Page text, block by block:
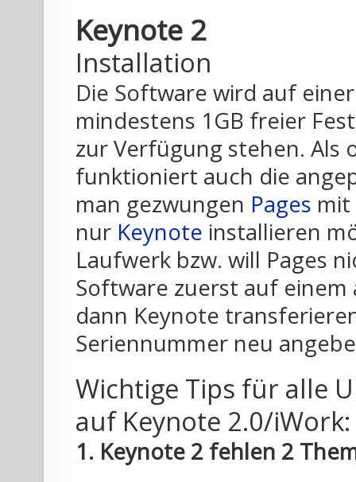
Keynote 2
Installation
Die Software wird auf
mindestens 1GB freier
zur Verfügung stehen. Als
funktioniert auch die
man gezwungen Pages mit
nur Keynote installieren
Laufwerk bzw. will Pages
Software zuerst auf
dann Keynote
Seriennummer neu
Wichtige Tips für alle
auf Keynote 2.0/iWork:
1. Keynote 2 fehlen 2